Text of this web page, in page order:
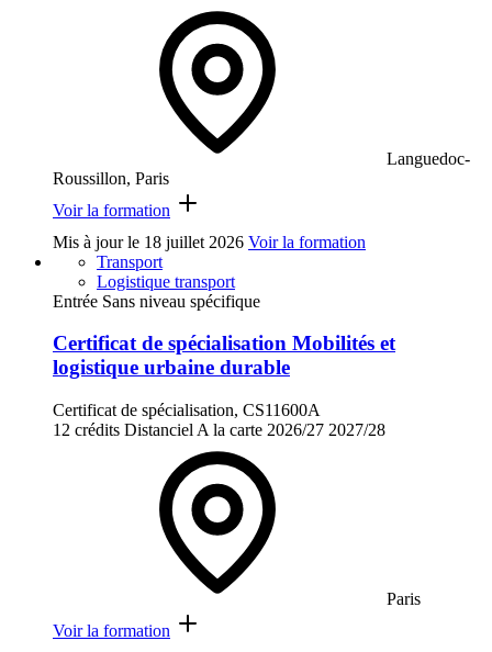
Languedoc-
Roussillon, Paris
Voir la formation
Mis à jour le 18 juillet 2026 Voir la formation
Transport
Logistique transport
Entrée Sans niveau spécifique
Certificat de spécialisation Mobilités et
logistique urbaine durable
Certificat de spécialisation, CS11600A
12 crédits Distanciel A la carte 2026/27 2027/28
Paris
Voir la formation